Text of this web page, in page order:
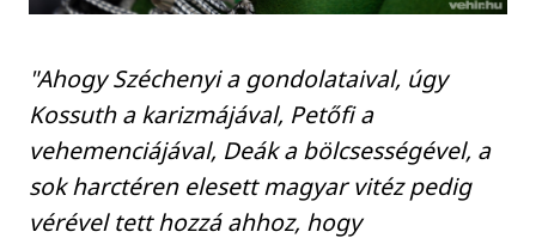
"Ahogy Széchenyi a gondolataival, úgy
Kossuth a karizmájával, Petőfi a
vehemenciájával, Deák a bölcsességével, a
sok harctéren elesett magyar vitéz pedig
vérével tett hozzá ahhoz, hogy